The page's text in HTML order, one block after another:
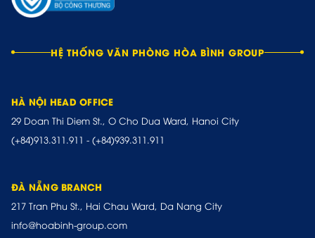
HỆ THỐNG VĂN PHÒNG HÒA BÌNH GROUP
HÀ NỘI HEAD OFFICE
29 Doan Thi Diem St., O Cho Dua Ward, Hanoi City
(+84)913.311.911 - (+84)939.311.911
ĐÀ NẴNG BRANCH
217 Tran Phu St., Hai Chau Ward, Da Nang City
info@hoabinh-group.com